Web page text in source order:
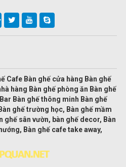
Cafe Bàn ghế cửa hàng Bàn ghế
hàng Bàn ghế phòng ăn Bàn ghế
Bàn ghế thông minh Bàn ghế
ghế trường học, Bàn ghế mầm
ghế sân vườn, bàn ghế decor, Bàn
Bàn ghế cafe take away,